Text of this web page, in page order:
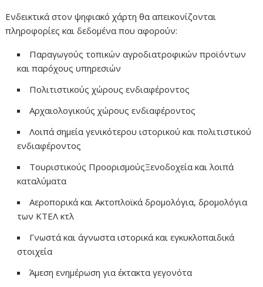
Ενδεικτικά στον ψηφιακό χάρτη θα απεικονίζονται
πληροφορίες και δεδομένα που αφορούν:
Παραγωγούς τοπικών αγροδιατροφικών προϊόντων
και παρόχους υπηρεσιών
Πολιτιστικούς χώρους ενδιαφέροντος
Αρχαιολογικούς χώρους ενδιαφέροντος
Λοιπά σημεία γενικότερου ιστορικού και πολιτιστικού
ενδιαφέροντος
Τουριστικούς ΠροορισμούςΞενοδοχεία και λοιπά
καταλύματα
Αεροπορικά και Ακτοπλοϊκά δρομολόγια, δρομολόγια
των ΚΤΕΛ κτλ
Γνωστά και άγνωστα ιστορικά και εγκυκλοπαιδικά
στοιχεία
Άμεση ενημέρωση για έκτακτα γεγονότα